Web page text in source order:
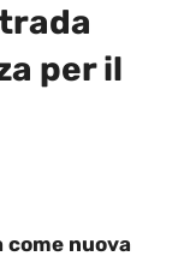
per il
nuova